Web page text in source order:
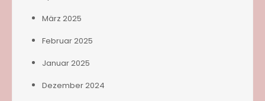
März 2025
Februar 2025
Januar 2025
Dezember 2024